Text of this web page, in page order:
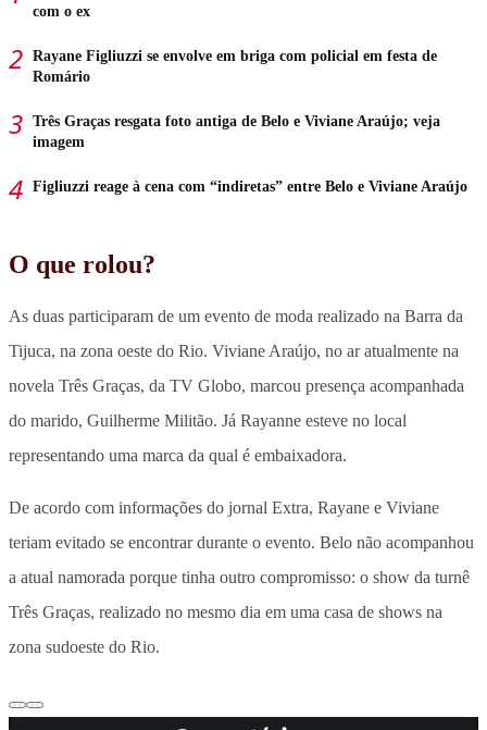
com o ex
Rayane Figliuzzi se envolve em briga com policial em festa de
Romário
Três Graças resgata foto antiga de Belo e Viviane Araújo; veja
imagem
Figliuzzi reage à cena com “indiretas” entre Belo e Viviane Araújo
O que rolou?
As duas participaram de um evento de moda realizado na Barra da
Tijuca, na zona oeste do Rio. Viviane Araújo, no ar atualmente na
novela Três Graças, da TV Globo, marcou presença acompanhada
do marido, Guilherme Militão. Já Rayanne esteve no local
representando uma marca da qual é embaixadora.
De acordo com informações do jornal Extra, Rayane e Viviane
teriam evitado se encontrar durante o evento. Belo não acompanhou
a atual namorada porque tinha outro compromisso: o show da turnê
Três Graças, realizado no mesmo dia em uma casa de shows na
zona sudoeste do Rio.